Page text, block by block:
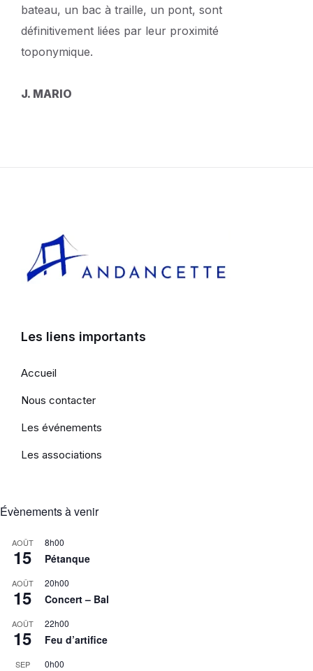
bateau, un bac à traille, un pont, sont
définitivement liées par leur proximité
toponymique.
J. MARIO
Les liens importants
Accueil
Nous contacter
Les événements
Les associations
Évènements à venir
AOÛT
15
8h00
Pétanque
AOÛT
15
20h00
Concert – Bal
AOÛT
15
22h00
Feu d’artifice
SEP 0h00